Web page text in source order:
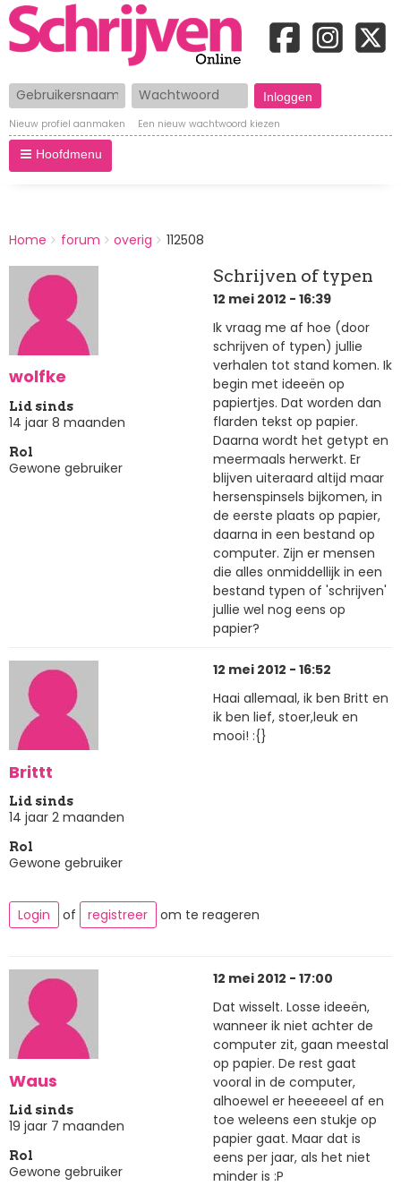
Gebruikersnaam Wachtwoord
Nieuw profiel aanmaken Een nieuw wachtwoord kiezen
Hoofdmenu
BREADCRUMBS
You
here:
Home forum overig 112508
wolfke
Lid sinds
14 jaar 8 maanden
Rol
Gewone gebruiker
Schrijven of typen
12 mei 2012 - 16:39
Ik vraag me af hoe (door
schrijven of typen) jullie
verhalen tot stand komen. Ik
begin met ideeën op
papiertjes. Dat worden dan
flarden tekst op papier.
Daarna wordt het getypt en
meermaals herwerkt. Er
blijven uiteraard altijd maar
hersenspinsels bijkomen, in
de eerste plaats op papier,
daarna in een bestand op
computer. Zijn er mensen
die alles onmiddellijk in een
bestand typen of 'schrijven'
jullie wel nog eens op
papier?
Brittt
Lid sinds
14 jaar 2 maanden
Rol
Gewone gebruiker
12 mei 2012 - 16:52
Haai allemaal, ik ben Britt en
ik ben lief, stoer,leuk en
mooi! :{}
Login of registreer om te reageren
Waus
Lid sinds
19 jaar 7 maanden
Rol
Gewone gebruiker
12 mei 2012 - 17:00
Dat wisselt. Losse ideeën,
wanneer ik niet achter de
computer zit, gaan meestal
op papier. De rest gaat
vooral in de computer,
alhoewel er heeeeeel af en
toe weleens een stukje op
papier gaat. Maar dat is
eens per jaar, als het niet
minder is :P